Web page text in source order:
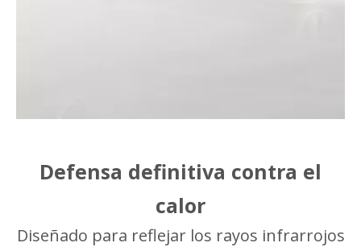
Defensa definitiva contra el
calor
Diseñado para reflejar los rayos infrarrojos